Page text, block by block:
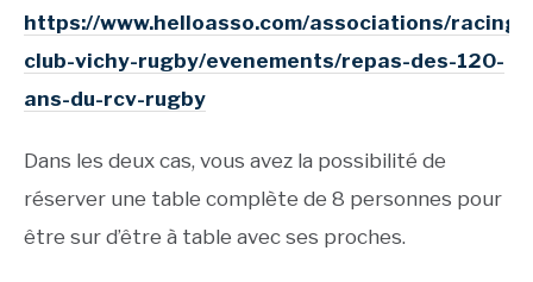
https://www.helloasso.com/associations/racing-
club-vichy-rugby/evenements/repas-des-120-
ans-du-rcv-rugby
Dans les deux cas, vous avez la possibilité de
réserver une table complète de 8 personnes pour
être sur d’être à table avec ses proches.